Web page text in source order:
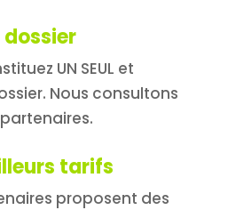
dossier
UN SEUL et
Nous consultons
tarifs
proposent des